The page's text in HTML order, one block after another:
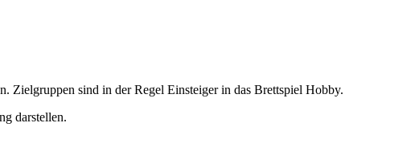
Zielgruppen sind in der Regel Einsteiger in das Brettspiel Hobby.
darstellen.